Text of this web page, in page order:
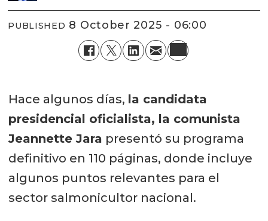
PUBLISHED 8 October 2025 - 06:00
Hace algunos días, la candidata
presidencial oficialista, la comunista
Jeannette Jara presentó su programa
definitivo en 110 páginas, donde incluye
algunos puntos relevantes para el
sector salmonicultor nacional.